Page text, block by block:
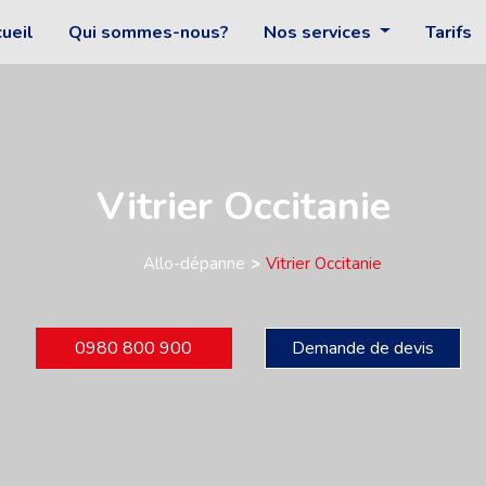
Qui sommes-nous? Nos services Tarifs
Vitrier Occitanie
Allo-dépanne Vitrier Occitanie
0980 800 900 Demande de devis